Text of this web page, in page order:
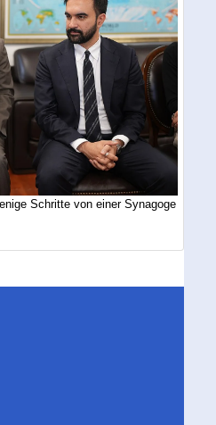
Schritte von einer Synagoge